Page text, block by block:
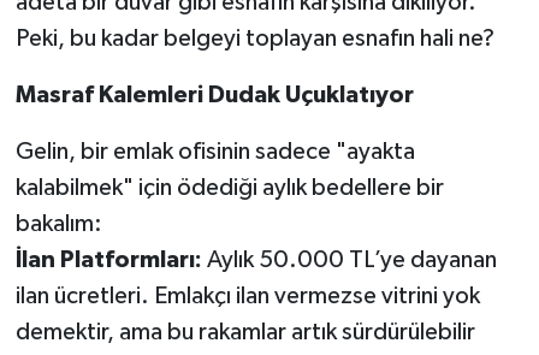
Peki, bu kadar belgeyi toplayan esnafın hali ne?
​Masraf Kalemleri Dudak Uçuklatıyor
​Gelin, bir emlak ofisinin sadece "ayakta
kalabilmek" için ödediği aylık bedellere bir
bakalım:
​İlan Platformları: Aylık 50.000 TL’ye dayanan
ilan ücretleri. Emlakçı ilan vermezse vitrini yok
demektir, ama bu rakamlar artık sürdürülebilir